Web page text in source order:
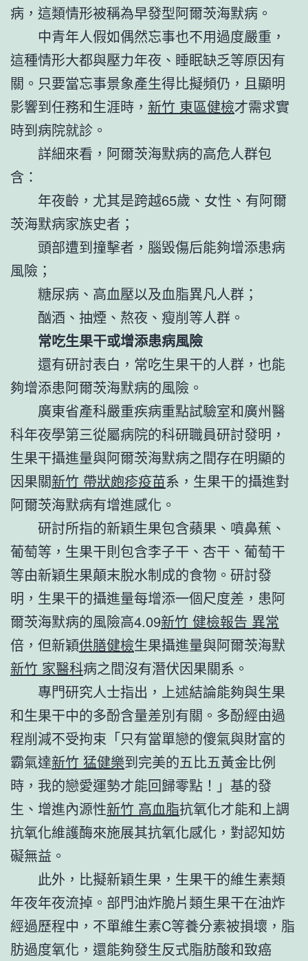
病，這類情形被稱為早發型阿爾茨海默病。
中青年人假如偶然忘事也不用過度嚴重，
這種情形大都與壓力年夜、睡眠缺乏等原因有
關。只要當忘事景象產生得比擬頻仍，且顯明
影響到任務和生涯時， 新竹 東區健檢才需求實
時到病院就診。
詳細來看，阿爾茨海默病的高危人群包
含：
年夜齡，尤其是跨越65歲、女性、有阿爾
茨海默病家族史者；
頭部遭到撞擊者，腦毀傷后能夠增添患病
風險；
糖尿病、高血壓以及血脂異凡人群；
酗酒、抽煙、熬夜、瘦削等人群。
常吃生果干或增添患病風險
還有研討表白，常吃生果干的人群，也能
夠增添患阿爾茨海默病的風險。
廣東省產科嚴重疾病重點試驗室和廣州醫
科年夜學第三從屬病院的科研職員研討發明，
生果干攝進量與阿爾茨海默病之間存在明顯的
因果關新竹 帶狀皰疹疫苗系，生果干的攝進對
阿爾茨海默病有增進感化。
研討所指的新穎生果包含蘋果、噴鼻蕉、
葡萄等，生果干則包含李子干、杏干、葡萄干
等由新穎生果顛末脫水制成的食物。研討發
明，生果干的攝進量每增添一個尺度差，患阿
爾茨海默病的風險高4.09新竹 健檢報告 異常
倍，但新穎供膳健檢生果攝進量與阿爾茨海默
新竹 家醫科病之間沒有潛伏因果關系。
專門研究人士指出，上述結論能夠與生果
和生果干中的多酚含量差別有關。多酚經由過
程削減不受拘束「只有當單戀的傻氣與財富的
霸氣達新竹 猛健樂到完美的五比五黃金比例
時，我的戀愛運勢才能回歸零點！」基的發
生、增進內源性新竹 高血脂抗氧化才能和上調
抗氧化維護酶來施展其抗氧化感化，對認知妨
礙無益。
此外，比擬新穎生果，生果干的維生素類
年夜年夜流掉。部門油炸脆片類生果干在油炸
經過歷程中，不單維生素C等養分素被損壞，脂
肪過度氧化，還能夠發生反式脂肪酸和致癌